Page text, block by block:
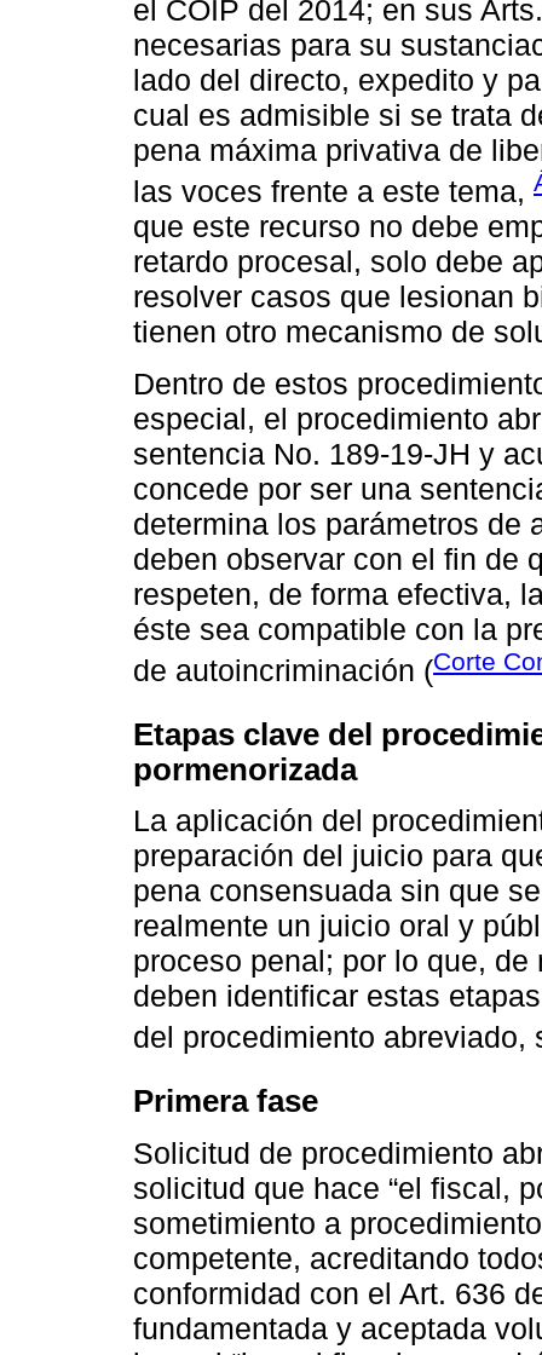
el COIP del 2014; en sus
necesarias para su
lado del directo, expedito y
cual es admisible si se trata
pena máxima privativa de
las voces frente a este tema,
que este recurso no debe
retardo procesal, solo debe
resolver casos que lesionan
tienen otro mecanismo de
Dentro de estos
especial, el procedimiento
sentencia No. 189-19-JH y
concede por ser una
determina los parámetros de
deben observar con el fin de
respeten, de forma efectiva,
éste sea compatible con la
de autoincriminación (Corte
Etapas clave del
pormenorizada
La aplicación del
preparación del juicio para
pena consensuada sin que
realmente un juicio oral y
proceso penal; por lo que,
deben identificar estas
del procedimiento abreviado,
Primera fase
Solicitud de procedimiento
solicitud que hace “el fiscal,
sometimiento a
competente, acreditando
conformidad con el Art. 636
fundamentada y aceptada